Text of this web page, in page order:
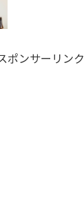
ポンサーリンク